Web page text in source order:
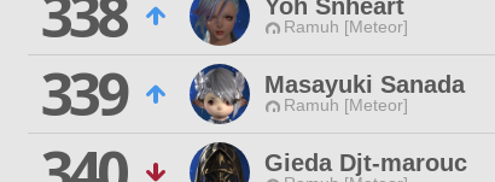
Yoh Snheart
Ramuh [Meteor]
339
Masayuki Sanada
Ramuh [Meteor]
Gieda Djt-marouc